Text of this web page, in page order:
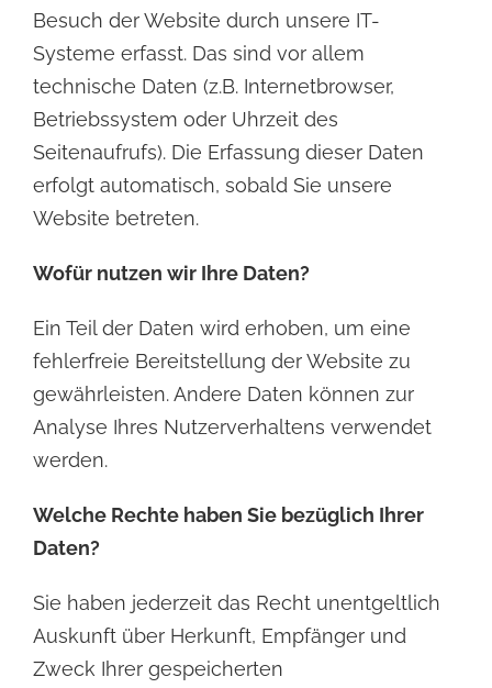
Besuch der Website durch unsere IT-
Systeme erfasst. Das sind vor allem
technische Daten (z.B. Internetbrowser,
Betriebssystem oder Uhrzeit des
Seitenaufrufs). Die Erfassung dieser Daten
erfolgt automatisch, sobald Sie unsere
Website betreten.
Wofür nutzen wir Ihre Daten?
Ein Teil der Daten wird erhoben, um eine
fehlerfreie Bereitstellung der Website zu
gewährleisten. Andere Daten können zur
Analyse Ihres Nutzerverhaltens verwendet
werden.
Welche Rechte haben Sie bezüglich Ihrer
Daten?
Sie haben jederzeit das Recht unentgeltlich
Auskunft über Herkunft, Empfänger und
Zweck Ihrer gespeicherten